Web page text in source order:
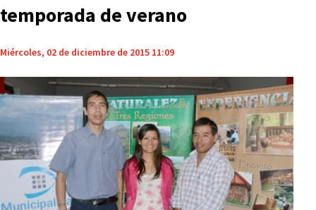
temporada de verano
Miércoles, 02 de diciembre de 2015 11:09